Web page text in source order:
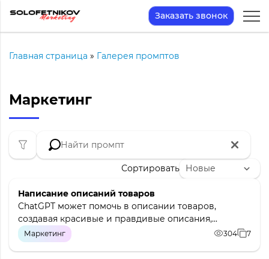
Заказать звонок
Главная страница » Галерея промптов
Маркетинг
Сортировать
Написание описаний товаров
ChatGPT может помочь в описании товаров,
создавая красивые и правдивые описания,...
Маркетинг 304 7